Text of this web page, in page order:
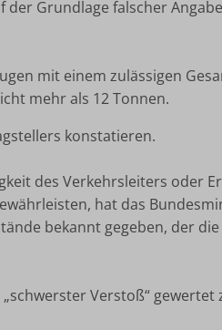
der Grundlage falscher
mit einem zulässigen
mehr als 12 Tonnen.
konstatieren.
des Verkehrsleiters oder
hat das
bekannt gegeben, der
Verstoß“ gewertet